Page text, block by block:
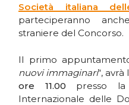
Società italiana
parteciperanno
straniere del Concorso.
Il primo
nuovi immaginari“,
ore 11.00 presso la
Internazionale delle